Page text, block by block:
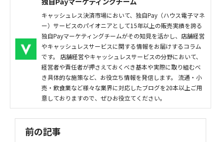
キャッシュレス決済市場において、独自Pay（ハウス電子マネ
ー）サービスのパイオニアとして15年以上の販売実績を誇る
独自Payマーケティングチームがその知見を活かし、店舗経営
やキャッシュレスサービスに関する情報をお届けするコラム
です。 店舗経営やキャッシュレスサービスの分野において、
経営者や責任者が押さえておくべき基本や実際に取り組むべ
き具体的な施策など、お役立ち情報を発信します。 流通・小
売・飲食業など様々な業界に対応したブログを20本以上ご用
意しておりますので、ぜひお役立てください。
前の記事